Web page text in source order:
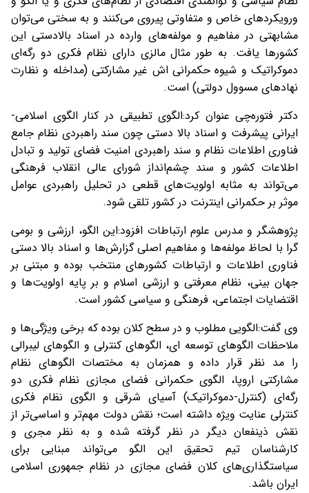
ورویکردهای خاص و متفاوتی پیروی می‌کنند و به سختی می‌توان
مشابهتی در مفاهیم و مولفه‌های وارده در اسناد بالادستی این
کشورها یافت. به طور مثال مالزی دارای نظام فکری دو رگه‌ای
دموکراتیک و شیوه حکمرانی اش غیر مشارکتی (مداخله و نظارت
نهادهای مسوول دولتی) است.
دکتر فتوره‌چی عنوان کرد:الگوی تطبیقی در کنار الگوی اسلامی-
ایرانی پیشرفت و اسناد بالا دستی چون سند راهبردی نظام جامع
فناوری اطلاعات نظام و سند راهبردی امنیت فضای تولید و تبادل
اطلاعات کشور و سند چشم‌انداز شورای عالی انقلاب فرهنگی
می‌تواند به مثابه اولویت‌های قطعی در تحلیل راهبردی عوامل
موثر بر حکمرانی اینترنت در کشور تلقی شود.
پژوهشگر و مدرس علوم ارتباطات افزود:این الگو، ارزشی و بومی
گرا با لحاظ مولفه‌ها و مفاهیم اصلی گزارش‌ها و اسناد بالا دستی
فناوری اطلاعات و ارتباطات کشورهای منتخب بوده و مبتنی بر
جهان بینی، نظام معرفتی و ارزشی اسلام و بر پایه اولویت‌ها و
اقتضایات اجتماعی، فرهنگی و سیاسی کشور است.
وی گفت:الگویی مطلوب و در سطح کلان بوده که برخی ویژگی‌ها و
ملاحظات الگوهای توسعه ای، الگوهای کنترلی و الگوهای لیبرالی
را مد نظر قرار داده و همزمان به مختصات الگوهای نظام
مشارکتی اروپا، الگوی حکمرانی فضای مجازی نظام فکری دو
رگه‌ای (کنترل-دموکراتیک) آسیای شرقی و الگوی نظام فکری
کنترلی عنایت ویژه داشته است؛ نقش دولت مهم‌تر و اساسی‌تر از
نقش ذینفعان دیگر در نظر گرفته شده و به نظر مجری و
کارشناسان تیم تحقیق این الگو می‌تواند مبنایی برای
سیاستگذاری‌های کلان فضای مجازی در نظام جمهوری اسلامی
ایران باشد.